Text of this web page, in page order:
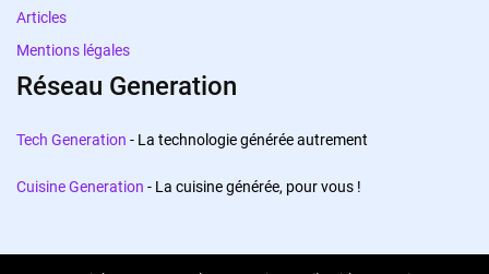
Articles
Mentions légales
Réseau Generation
Tech Generation - La technologie générée autrement
Cuisine Generation - La cuisine générée, pour vous !